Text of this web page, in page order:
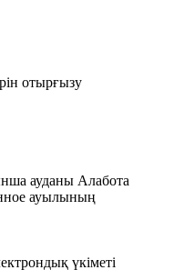
отырғызу
ауданы Алабота
ауылының